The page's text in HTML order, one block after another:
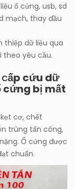
ổ cứng, usb, sd
mạch, thay đầu
thiệp dữ liệu qua
theo yêu cầu.
cấp cứu dữ
cứng bị mất
cơ, chết
trùng tấn công,
Ổ cứng được
chuẩn.